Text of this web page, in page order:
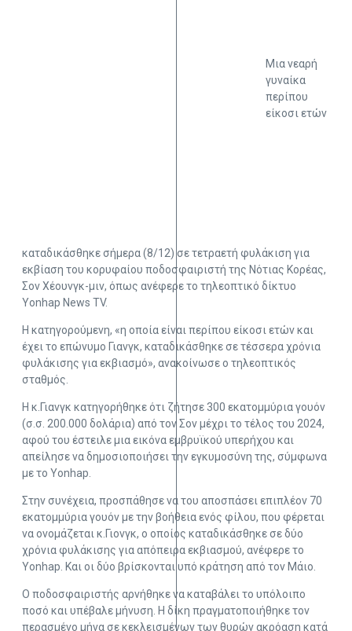
Μια νεαρή
γυναίκα
περίπου
είκοσι ετών
καταδικάσθηκε σήμερα (8/12) σε τετραετή φυλάκιση για
εκβίαση του κορυφαίου ποδοσφαιριστή της Νότιας Κορέας,
Σον Χέουνγκ-μιν, όπως ανέφερε το τηλεοπτικό δίκτυο
Yonhap News TV.
Η κατηγορούμενη, «η οποία είναι περίπου είκοσι ετών και
έχει το επώνυμο Γιανγκ, καταδικάσθηκε σε τέσσερα χρόνια
φυλάκισης για εκβιασμό», ανακοίνωσε ο τηλεοπτικός
σταθμός.
Η κ.Γιανγκ κατηγορήθηκε ότι ζήτησε 300 εκατομμύρια γουόν
(σ.σ. 200.000 δολάρια) από τον Σον μέχρι το τέλος του 2024,
αφού του έστειλε μια εικόνα εμβρυϊκού υπερήχου και
απείλησε να δημοσιοποιήσει την εγκυμοσύνη της, σύμφωνα
με το Yonhap.
Στην συνέχεια, προσπάθησε να του αποσπάσει επιπλέον 70
εκατομμύρια γουόν με την βοήθεια ενός φίλου, που φέρεται
να ονομάζεται κ.Γιονγκ, ο οποίος καταδικάσθηκε σε δύο
χρόνια φυλάκισης για απόπειρα εκβιασμού, ανέφερε το
Yonhap. Και οι δύο βρίσκονται υπό κράτηση από τον Μάιο.
Ο ποδοσφαιριστής αρνήθηκε να καταβάλει το υπόλοιπο
ποσό και υπέβαλε μήνυση. Η δίκη πραγματοποιήθηκε τον
περασμένο μήνα σε κεκλεισμένων των θυρών ακρόαση κατά